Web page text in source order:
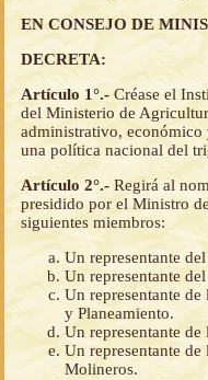
EN CONSEJO DE
DECRETA:
Artículo 1°.- Créase el
del Ministerio de
administrativo,
una política nacional del
Artículo 2°.- Regirá al
presidido por el Ministro
siguientes miembros:
Un representante
Un representante
Un representante
y Planeamiento.
Un representante
Un representante
Molineros.